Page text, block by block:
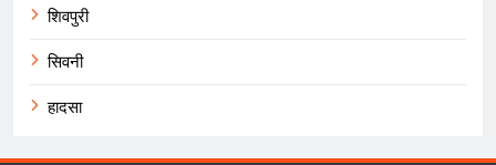
शिवपुरी
सिवनी
हादसा